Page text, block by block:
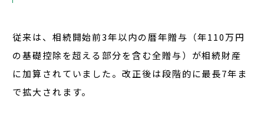
従来は、相続開始前3年以内の暦年贈与（年110万円
の基礎控除を超える部分を含む全贈与）が相続財産
に加算されていました。改正後は段階的に最長7年ま
で拡大されます。